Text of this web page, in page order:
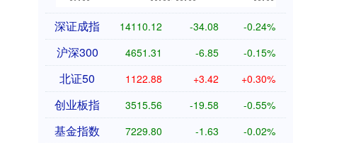
深证成指 14110.12 -34.08 -0.24%
沪深300 4651.31 -6.85 -0.15%
北证50 1122.88 +3.42 +0.30%
创业板指 3515.56 -19.58 -0.55%
基金指数 7229.80 -1.63 -0.02%